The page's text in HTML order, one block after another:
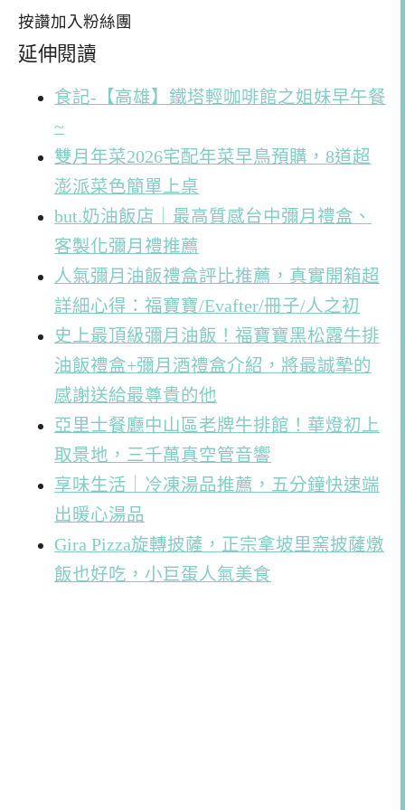
按讚加入粉絲團
延伸閱讀
食記-【高雄】鐵塔輕咖啡館之姐妹早午餐
~
雙月年菜2026宅配年菜早鳥預購，8道超
澎派菜色簡單上桌
but.奶油飯店｜最高質感台中彌月禮盒、
客製化彌月禮推薦
人氣彌月油飯禮盒評比推薦，真實開箱超
詳細心得：福寶寶/Evafter/冊子/人之初
史上最頂級彌月油飯！福寶寶黑松露牛排
油飯禮盒+彌月酒禮盒介紹，將最誠摯的
感謝送給最尊貴的他
亞里士餐廳中山區老牌牛排館！華燈初上
取景地，三千萬真空管音響
享味生活｜冷凍湯品推薦，五分鐘快速端
出暖心湯品
Gira Pizza旋轉披薩，正宗拿坡里窯披薩燉
飯也好吃，小巨蛋人氣美食